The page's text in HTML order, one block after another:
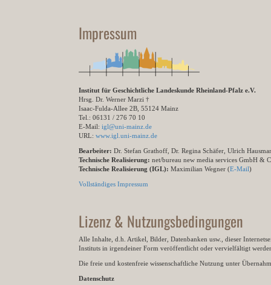
Impressum
Institut für Geschichtliche Landeskunde Rheinland-Pfalz e.V.
Hrsg. Dr. Werner Marzi †
Isaac-Fulda-Allee 2B, 55124 Mainz
Tel.: 06131 / 276 70 10
E-Mail: igl@uni-mainz.de
URL: www.igl.uni-mainz.de
Bearbeiter: Dr. Stefan Grathoff, Dr. Regina Schäfer, Ulrich
Technische Realisierung: net/bureau new media services GmbH &
Technische Realisierung (IGL): Maximilian Wegner (E-Mail)
Vollständiges Impressum
Lizenz & Nutzungsbedingungen
Alle Inhalte, d.h. Artikel, Bilder, Datenbanken usw., dieser
Instituts in irgendeiner Form veröffentlicht oder vervielfältigt
Die freie und kostenfreie wissenschaftliche Nutzung unter
Datenschutz